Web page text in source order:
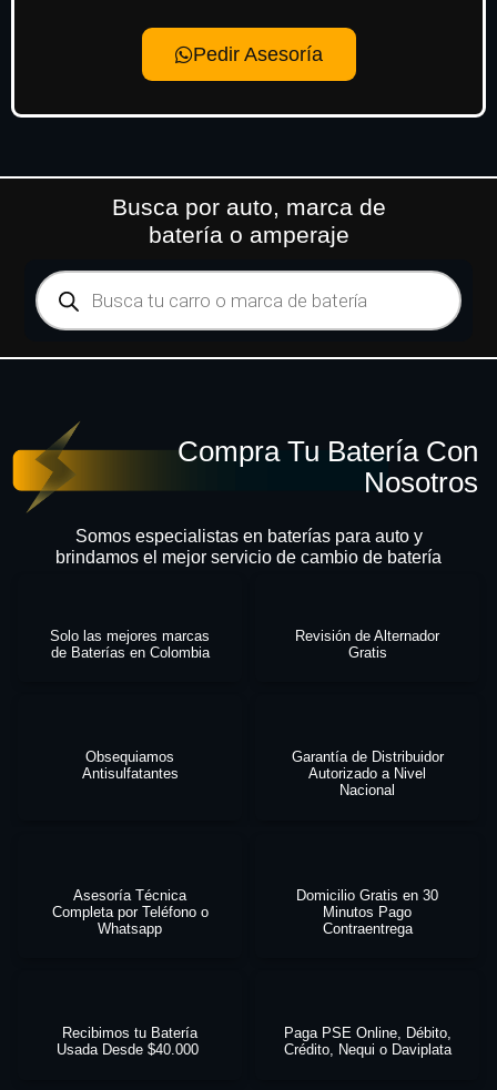
Pedir Asesoría
Busca por auto, marca de
batería o amperaje
Compra Tu Batería Con
Nosotros
Somos especialistas en baterías para auto y
brindamos el mejor servicio de cambio de batería
Solo las mejores marcas
de Baterías en Colombia
Revisión de Alternador
Gratis
Obsequiamos
Antisulfatantes
Garantía de Distribuidor
Autorizado a Nivel
Nacional
Asesoría Técnica
Completa por Teléfono o
Whatsapp
Domicilio Gratis en 30
Minutos Pago
Contraentrega
Recibimos tu Batería
Usada Desde $40.000
Paga PSE Online, Débito,
Crédito, Nequi o Daviplata